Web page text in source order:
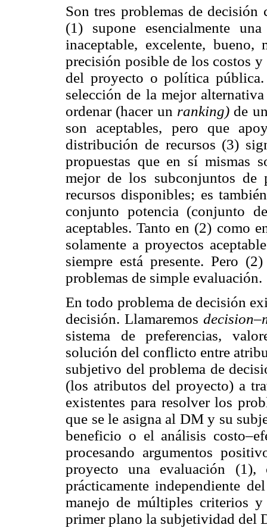
Son tres problemas de decisión
(1) supone esencialmente
inaceptable, excelente,
precisión posible de los costos
del proyecto o política
selección de la mejor
ordenar (hacer un ranking) de
son aceptables, pero que
distribución de recursos (3)
propuestas que en sí mismas
mejor de los subconjuntos de
recursos disponibles; es
conjunto potencia (conjunto
aceptables. Tanto en (2) como
solamente a proyectos
siempre está presente. Pero
problemas de simple evaluación.
En todo problema de decisión
decisión. Llamaremos
sistema de preferencias,
solución del conflicto entre
subjetivo del problema de
(los atributos del proyecto) a
existentes para resolver los
que se le asigna al DM y su
beneficio o el análisis
procesando argumentos
proyecto una evaluación
prácticamente independiente
manejo de múltiples criterios
primer plano la subjetividad del